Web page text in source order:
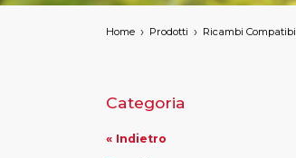
Home Prodotti
Categoria
« Indietro